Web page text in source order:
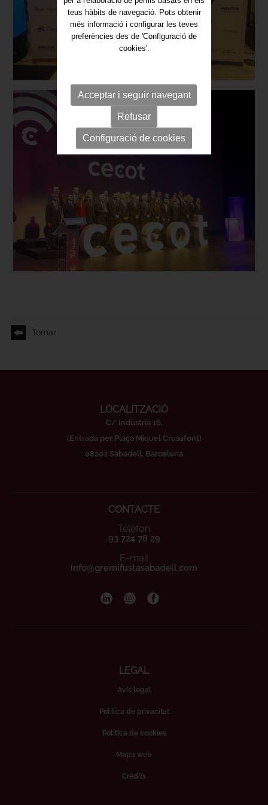
Tornar
LOCALITZACIÓ
C/ Indústria 16,
(Entrada per Plaça Miquel Crusafont)
08202 Sabadell, Barcelona
CONTACTE
Telèfon
93 724 78 29
E-mail
info@gremifustasabadell.com
LEGAL
Avís legal
Política de privacitat
Política de cookies
Mapa web
Crèdits
teus hàbits de navegació. Pots obtenir
més informació i configurar les teves
preferències des de 'Configuració de
cookies'.
Acceptar i seguir navegant
Refusar
Configuració de cookies